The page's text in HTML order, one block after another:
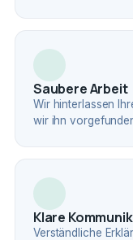
Saubere Arbeit
Wir hinterlassen
wir ihn
Klare
Verständliche